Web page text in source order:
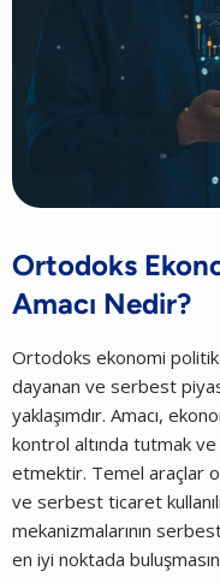
Ortodoks
Amacı Nedir?
Ortodoks ekonomi
dayanan ve serbest
yaklaşımdır. Amacı,
kontrol altında tutmak
etmektir. Temel araçlar
ve serbest ticaret
mekanizmalarının
en iyi noktada